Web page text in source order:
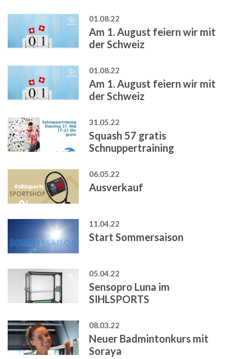
01.08.22
Am 1. August feiern wir mit
der Schweiz
01.08.22
Am 1. August feiern wir mit
der Schweiz
31.05.22
Squash 57 gratis
Schnuppertraining
06.05.22
Ausverkauf
11.04.22
Start Sommersaison
05.04.22
Sensopro Luna im
SIHLSPORTS
08.03.22
Neuer Badmintonkurs mit
Soraya